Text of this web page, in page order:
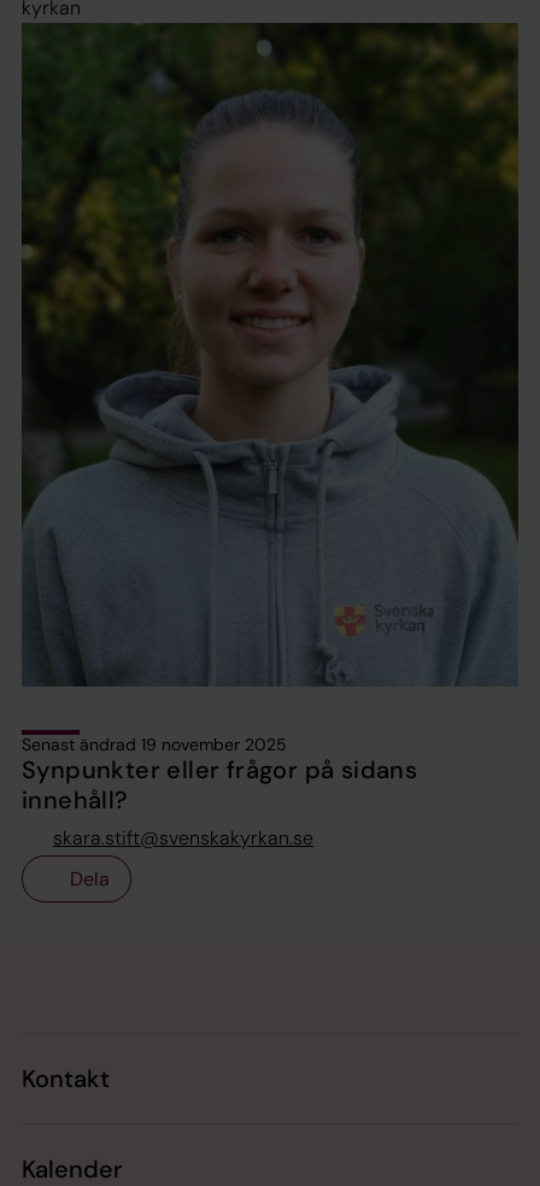
kyrkan
Senast ändrad 19 november 2025
Synpunkter eller frågor på sidans
innehåll?
skara.stift@svenskakyrkan.se
Dela
Kontakt
Kalender